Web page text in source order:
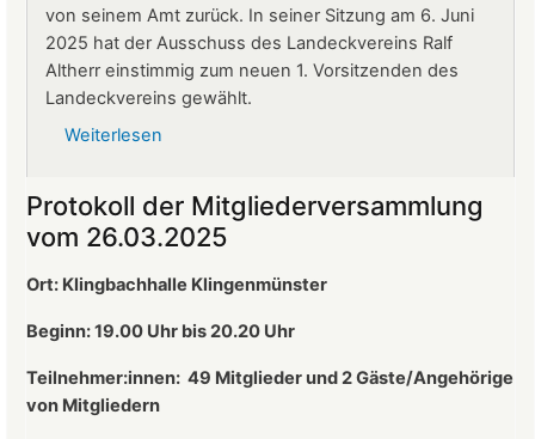
von seinem Amt zurück. In seiner Sitzung am 6. Juni
2025 hat der Ausschuss des Landeckvereins Ralf
Altherr einstimmig zum neuen 1. Vorsitzenden des
Landeckvereins gewählt.
Weiterlesen
ist
neuer
1.
Vorsitzender
des
Protokoll der Mitgliederversammlung
vom 26.03.2025
Ort: Klingbachhalle Klingenmünster
Beginn: 19.00 Uhr bis 20.20 Uhr
Teilnehmer:innen: 49 Mitglieder und 2 Gäste/Angehörige
von Mitgliedern